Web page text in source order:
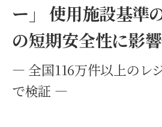
ー」 使用施設基準
の短期安全性に影
― 全国116万件以上のレ
で検証 ―